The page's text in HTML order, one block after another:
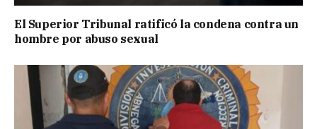
El Superior Tribunal ratificó la condena contra un
hombre por abuso sexual